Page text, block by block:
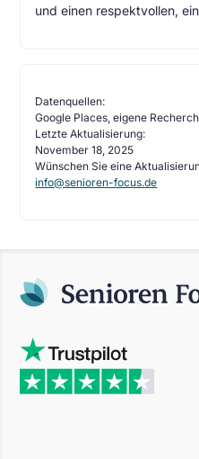
und einen respektvollen,
Datenquellen:
Google Places, eigene
Letzte Aktualisierung:
November 18, 2025
Wünschen Sie eine
info@senioren-focus.de